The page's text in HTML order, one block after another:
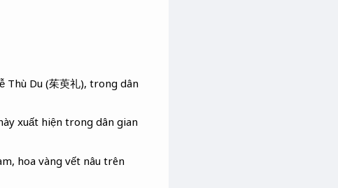
Thù Du (茱萸礼), trong dân
xuất hiện trong dân gian
hoa vàng vết nâu trên